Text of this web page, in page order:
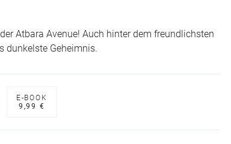
Atbara Avenue! Auch hinter dem freundlichsten
dunkelste Geheimnis.
E-BOOK
9,99 €